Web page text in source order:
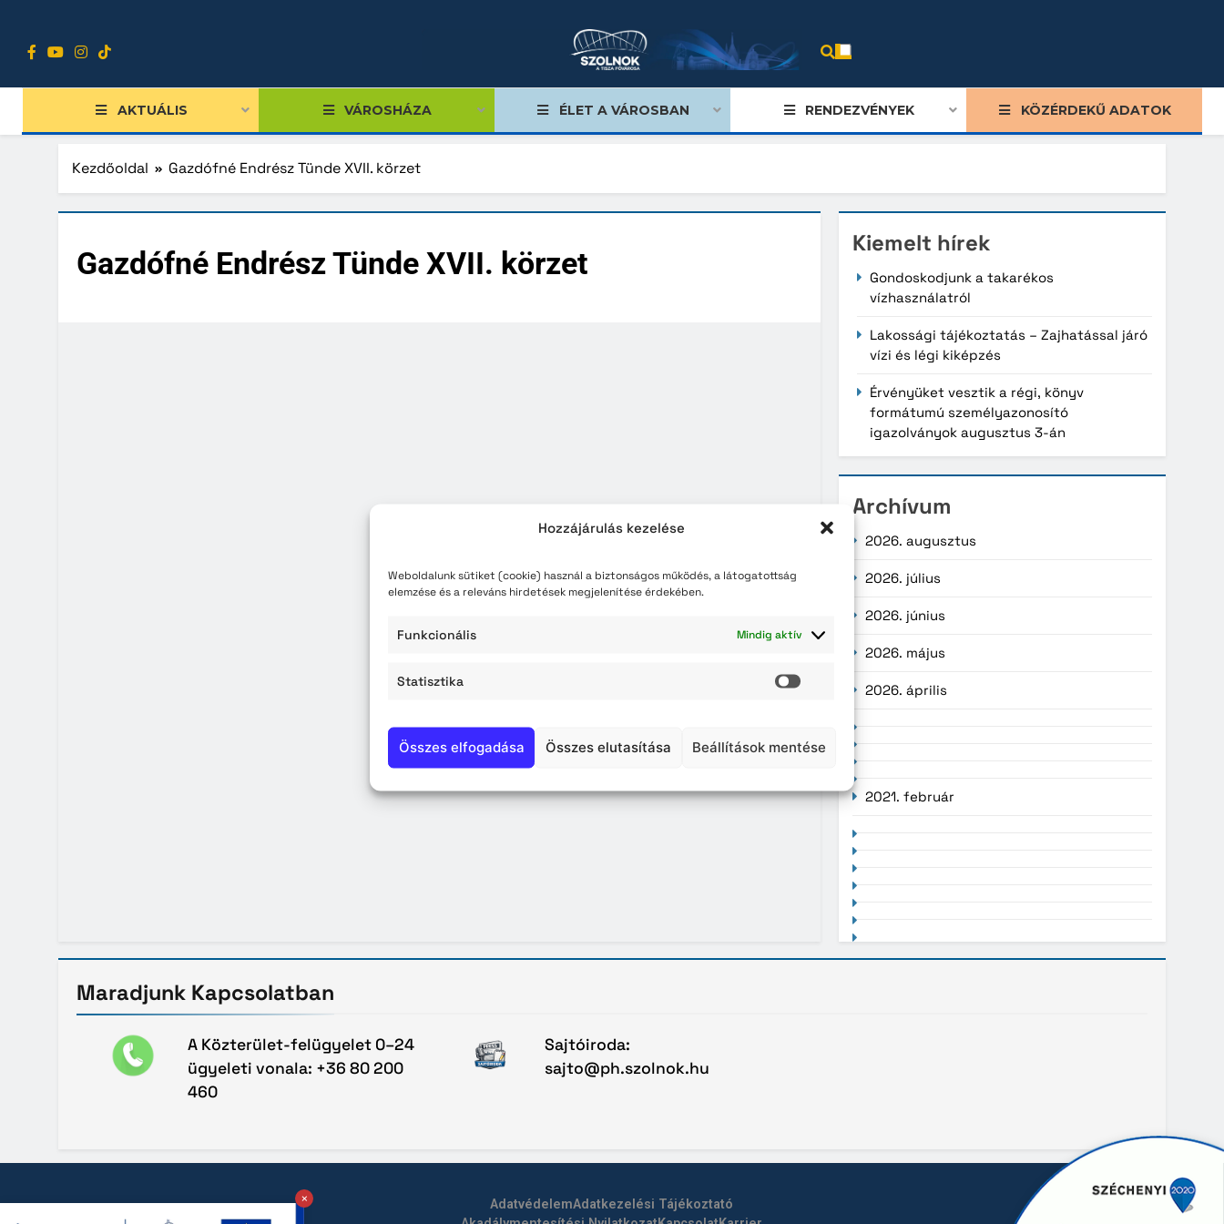
Hozzájárulás kezelése
Weboldalunk sütiket (cookie) használ a biztonságos működés, a látogatottság
elemzése és a releváns hirdetések megjelenítése érdekében.
Funkcionális Mindig aktív
Statisztika
Statisztika
Összes elfogadása Összes elutasítása Beállítások mentése
tartalomra
AKTUÁLIS VÁROSHÁZA
Közgyűlés
ÉLET A VÁROSBAN RENDEZVÉNYEK KÖZÉRDEKŰ ADATOK
Kezdőoldal Gazdófné Endrész Tünde XVII. körzet
Gazdófné Endrész Tünde XVII. körzet
Kiemelt hírek
Gondoskodjunk a takarékos
vízhasználatról
Lakossági tájékoztatás – Zajhatással járó
vízi és légi kiképzés
Érvényüket vesztik a régi, könyv
formátumú személyazonosító
igazolványok augusztus 3-án
Archívum
2026. augusztus
2026. július
2026. június
2026. május
2026. április
2021. február
Maradjunk Kapcsolatban
A Közterület-felügyelet 0–24
ügyeleti vonala: +36 80 200
460
Sajtóiroda:
sajto@ph.szolnok.hu
AdatvédelemAdatkezelési Tájékoztató
×